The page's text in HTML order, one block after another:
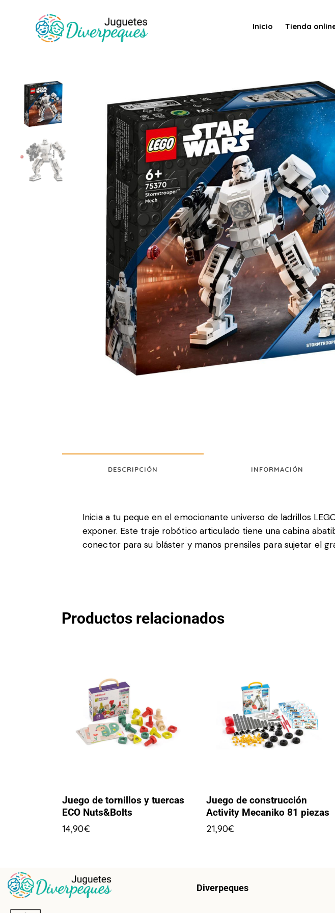
Inicio Tienda
DESCRIPCIÓN INFORMACIÓN
Inicia a tu peque en el emocionante universo de ladrillos
exponer. Este traje robótico articulado tiene una cabina
conector para su bláster y manos prensiles para sujetar el
Productos relacionados
Juego de tornillos y tuercas
ECO Nuts&Bolts
14,90€
Juego de construcción
Activity Mecaniko 81 piezas
21,90€
Diverpeques